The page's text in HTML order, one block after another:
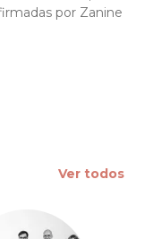
por Zanine
Ver todos